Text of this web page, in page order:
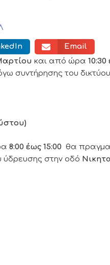
Email
και από ώρα 10:30
συντήρησης του
8:00 έως 15:00 θα
ύδρευσης στην οδό